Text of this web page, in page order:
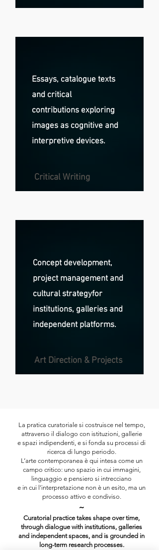
Critical Writing
Art Direction & Projects
Essays, catalogue texts
and critical
contributions exploring
images as cognitive and
interpretive devices.
Concept development,
project management and
cultural strategyfor
institutions, galleries and
independent platforms.
La pratica curatoriale si costruisce nel tempo,
attraverso il dialogo con istituzioni, gallerie
e spazi indipendenti, e si fonda su processi di
ricerca di lungo periodo.
L’arte contemporanea è qui intesa come un
campo critico: uno spazio in cui immagini,
linguaggio e pensiero si intrecciano
e in cui l’interpretazione non è un esito, ma un
processo attivo e condiviso.
~
Curatorial practice takes shape over time,
through dialogue with institutions, galleries
and independent spaces, and is grounded in
long-term research processes.